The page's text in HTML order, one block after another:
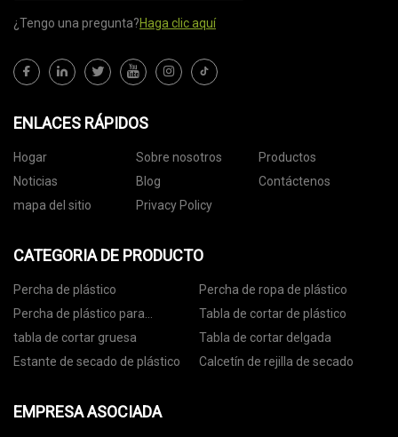
¿Tengo una pregunta?Haga clic aquí
ENLACES RÁPIDOS
Hogar Sobre nosotros
Productos
Noticias
Blog
Contáctenos
mapa del sitio
Privacy Policy
CATEGORIA DE PRODUCTO
Percha de plástico
Percha de ropa de plástico
Percha de plástico para
pantalones
Tabla de cortar de plástico
tabla de cortar gruesa
Tabla de cortar delgada
Estante de secado de plástico
Calcetín de rejilla de secado
EMPRESA ASOCIADA